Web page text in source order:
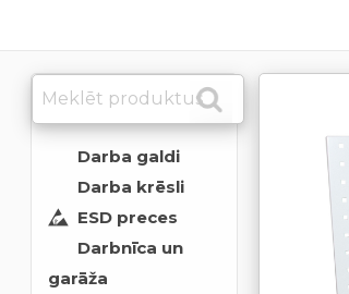
Darba galdi
Darba krēsli
ESD preces
Darbnīca un
garāža